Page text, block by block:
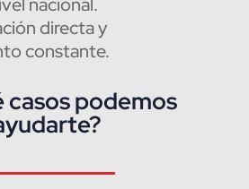
directa y
constante.
casos podemos